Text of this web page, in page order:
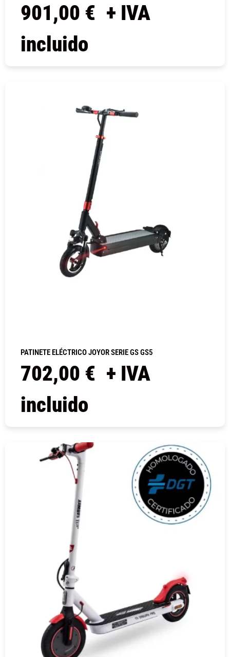
901,00 € + IVA
incluido
PATINETE ELÉCTRICO JOYOR SERIE GS GS5
702,00 € + IVA
incluido